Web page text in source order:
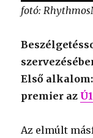
fotó:
Első alkalom:
premier az
Az elmúlt